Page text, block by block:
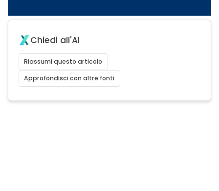
Chiedi all'AI
Riassumi questo articolo
Approfondisci con altre fonti